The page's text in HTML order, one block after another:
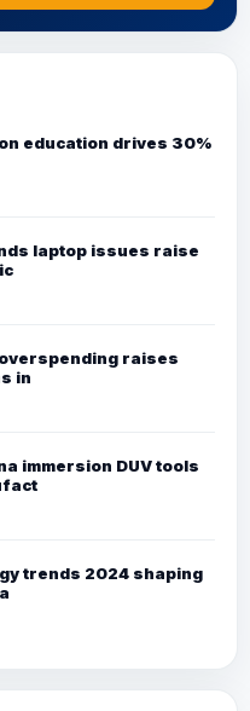
education drives 30%
laptop issues raise
raises
in
immersion DUV tools
trends 2024 shaping